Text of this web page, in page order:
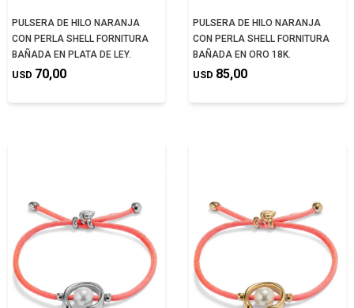
PULSERA DE HILO NARANJA
CON PERLA SHELL FORNITURA
BAÑADA EN PLATA DE LEY.
USD 70,00
PULSERA DE HILO NARANJA
CON PERLA SHELL FORNITURA
BAÑADA EN ORO 18K.
USD 85,00